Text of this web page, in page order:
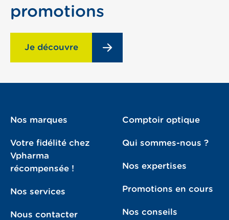
promotions
Je découvre
Nos marques
Votre fidélité chez
Vpharma
récompensée !
Nos services
Nous contacter
Comptoir optique
Qui sommes-nous ?
Nos expertises
Promotions en cours
Nos conseils